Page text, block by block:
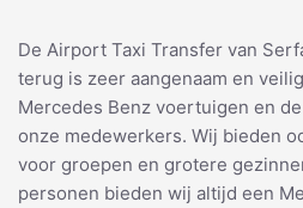
De Airport Taxi Transfer van
terug is zeer aangenaam en
Mercedes Benz voertuigen en
onze medewerkers. Wij bieden
voor groepen en grotere
personen bieden wij altijd een